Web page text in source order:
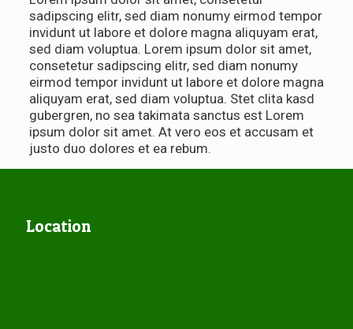
sadipscing elitr, sed diam nonumy eirmod tempor
invidunt ut labore et dolore magna aliquyam erat,
sed diam voluptua. Lorem ipsum dolor sit amet,
consetetur sadipscing elitr, sed diam nonumy
eirmod tempor invidunt ut labore et dolore magna
aliquyam erat, sed diam voluptua. Stet clita kasd
gubergren, no sea takimata sanctus est Lorem
ipsum dolor sit amet. At vero eos et accusam et
justo duo dolores et ea rebum.
Location